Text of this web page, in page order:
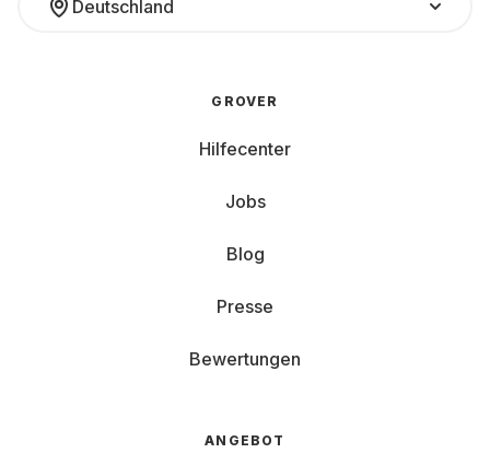
Deutschland
GROVER
Hilfecenter
Jobs
Blog
Presse
Bewertungen
ANGEBOT